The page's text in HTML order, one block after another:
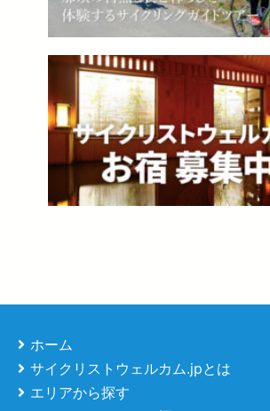
ホーム
サイクリストウェルカム.jpとは
エリアから探す